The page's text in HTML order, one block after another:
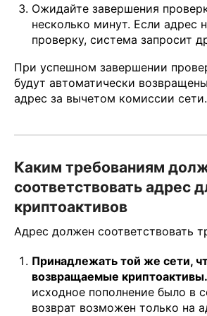
Ожидайте завершения
несколько минут. Если адрес
проверку, система запросит
При успешном завершении
будут автоматически
адрес за вычетом комиссии сети.
Каким требованиям
соответствовать адрес
криптоактивов
Адрес должен соответствовать
Принадлежать той же сети,
возвращаемые криптоактивы.
исходное пополнение было в
возврат возможен только на